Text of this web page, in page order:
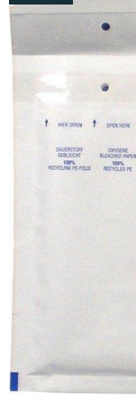
Extra výpredaj zásob